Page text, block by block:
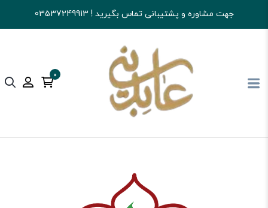
جهت مشاوره و پشتیبانی تماس بگیرید ! 03537249913
0
آجیل و خشکبار عابدینی تنقلات آدامس